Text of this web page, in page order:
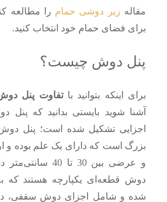
مقاله زیر دوشی حمام را مطالعه
برای فضای حمام خود انتخاب کنید.
پنل دوش چیست؟
برای اینکه بتوانید باتفاوت پنل
آشنا شوید بایستی بدانید که
اجزایی تشکیل شده است؛ پنل
و عرضی بین 30 تا
دوش قطعه‌ای یکپارچه هستند که
شده و شامل اجزای دوش سقفی،